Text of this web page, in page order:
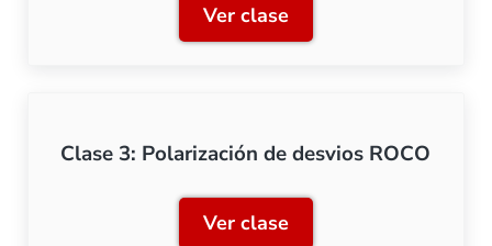
Ver claseClase 2: Control de
Clase 3: Polarización de desvios ROCO
Ver claseClase 3: Polarización de